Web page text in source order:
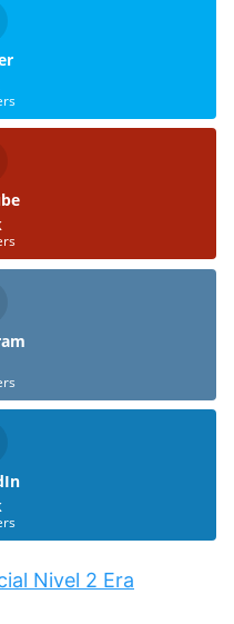
Nivel 2 Era